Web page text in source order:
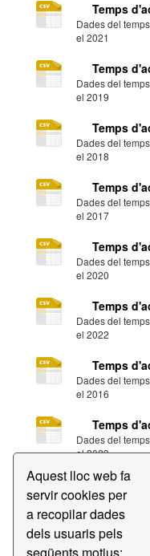
Aquest lloc web fa
servir cookies per
a recopilar dades
dels usuaris pels
Temps
Dades del
el 2021
Temps
Dades del
el 2019
Temps
Dades del
el 2018
Temps
Dades del
el 2017
Temps
Dades del
el 2020
Temps
Dades del
el 2022
Temps
Dades del
el 2016
Temps
Dades del
el 2023
Temps
Dades del
el 2024
Temps